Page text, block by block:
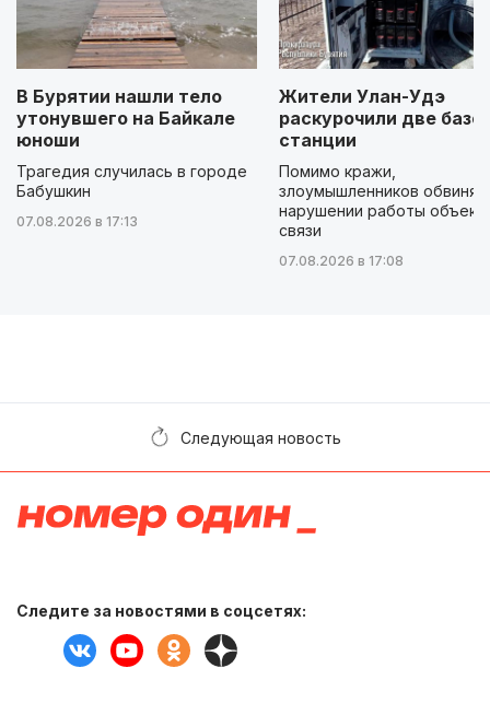
В Бурятии нашли тело
утонувшего на Байкале
юноши
Трагедия случилась в городе
Бабушкин
07.08.2026 в 17:13
Жители Улан-Удэ
раскурочили две
станции
Помимо кражи,
злоумышленников
нарушении работы
связи
07.08.2026 в 17:08
Следующая новость
Следите за новостями в соцсетях: